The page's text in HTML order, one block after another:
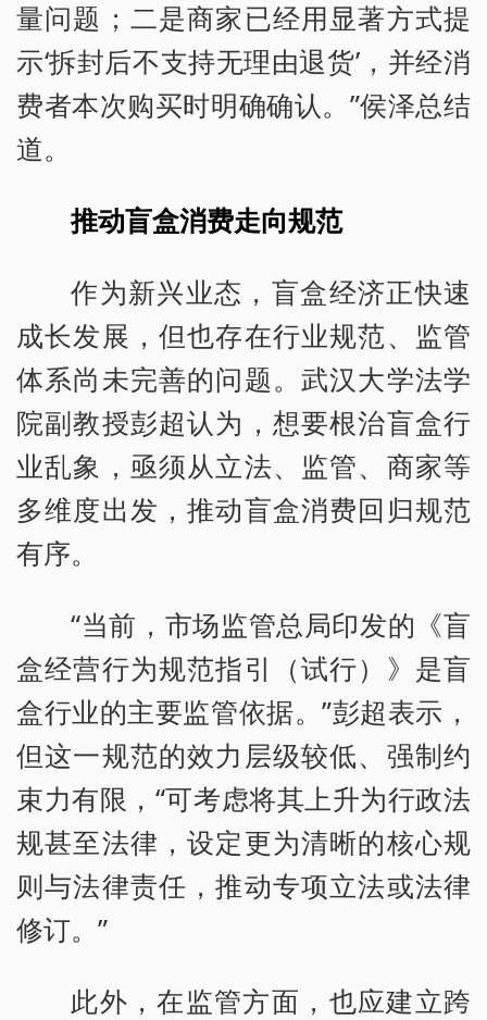
量问题；二是商家已经用显著方式提
示‘拆封后不支持无理由退货’，并经消
费者本次购买时明确确认。”侯泽总结
道。
推动盲盒消费走向规范
作为新兴业态，盲盒经济正快速
成长发展，但也存在行业规范、监管
体系尚未完善的问题。武汉大学法学
院副教授彭超认为，想要根治盲盒行
业乱象，亟须从立法、监管、商家等
多维度出发，推动盲盒消费回归规范
有序。
“当前，市场监管总局印发的《盲
盒经营行为规范指引（试行）》是盲
盒行业的主要监管依据。”彭超表示，
但这一规范的效力层级较低、强制约
束力有限，“可考虑将其上升为行政法
规甚至法律，设定更为清晰的核心规
则与法律责任，推动专项立法或法律
修订。”
此外，在监管方面，也应建立跨